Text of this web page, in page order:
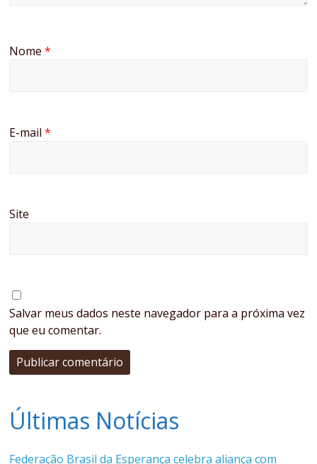
Nome*
E-mail*
Site
Salvar meus dados neste navegador para a próxima vez
que eu comentar.
Últimas Notícias
Federação Brasil da Esperança celebra aliança com